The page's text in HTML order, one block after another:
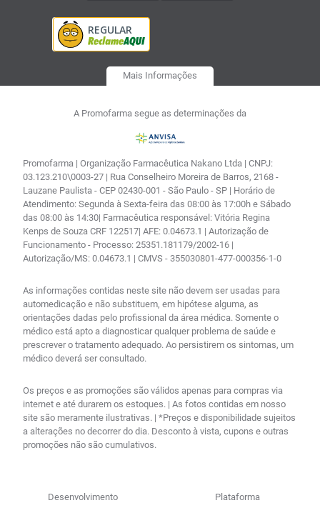
Mais Informações
A Promofarma segue as determinações da
Promofarma | Organização Farmacêutica Nakano Ltda | CNPJ:
03.123.210\0003-27 | Rua Conselheiro Moreira de Barros, 2168 -
Lauzane Paulista - CEP 02430-001 - São Paulo - SP | Horário de
Atendimento: Segunda à Sexta-feira das 08:00 às 17:00h e Sábado
das 08:00 às 14:30| Farmacêutica responsável: Vitória Regina
Kenps de Souza CRF 122517| AFE: 0.04673.1 | Autorização de
Funcionamento - Processo: 25351.181179/2002-16 |
Autorização/MS: 0.04673.1 | CMVS - 355030801-477-000356-1-0
As informações contidas neste site não devem ser usadas para
automedicação e não substituem, em hipótese alguma, as
orientações dadas pelo profissional da área médica. Somente o
médico está apto a diagnosticar qualquer problema de saúde e
prescrever o tratamento adequado. Ao persistirem os sintomas, um
médico deverá ser consultado.
Os preços e as promoções são válidos apenas para compras via
internet e até durarem os estoques. | As fotos contidas em nosso
site são meramente ilustrativas. | *Preços e disponibilidade sujeitos
a alterações no decorrer do dia. Desconto à vista, cupons e outras
promoções não são cumulativos.
Desenvolvimento Plataforma